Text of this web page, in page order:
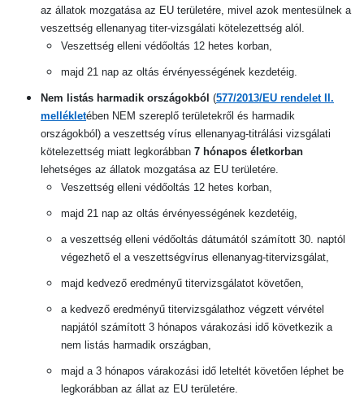
az állatok mozgatása az EU területére, mivel azok mentesülnek a
veszettség ellenanyag titer-vizsgálati kötelezettség alól.
Veszettség elleni védőoltás 12 hetes korban,
majd 21 nap az oltás érvényességének kezdetéig.
Nem listás harmadik országokból (577/2013/EU rendelet II.
mellékletében NEM szereplő területekről és harmadik
országokból) a veszettség vírus ellenanyag-titrálási vizsgálati
kötelezettség miatt legkorábban 7 hónapos életkorban
lehetséges az állatok mozgatása az EU területére.
Veszettség elleni védőoltás 12 hetes korban,
majd 21 nap az oltás érvényességének kezdetéig,
a veszettség elleni védőoltás dátumától számított 30. naptól
végezhető el a veszettségvírus ellenanyag-titervizsgálat,
majd kedvező eredményű titervizsgálatot követően,
a kedvező eredményű titervizsgálathoz végzett vérvétel
napjától számított 3 hónapos várakozási idő következik a
nem listás harmadik országban,
majd a 3 hónapos várakozási idő leteltét követően léphet be
legkorábban az állat az EU területére.